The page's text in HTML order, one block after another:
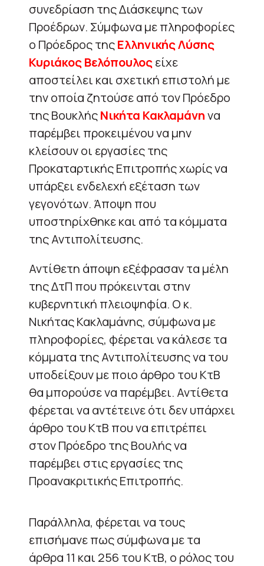
συνεδρίαση της Διάσκεψης των
Προέδρων. Σύμφωνα με πληροφορίες
ο Πρόεδρος τηςΕλληνικής Λύσης
Κυριάκος Βελόπουλοςείχε
αποστείλει και σχετική επιστολή με
την οποία ζητούσε από τον Πρόεδρο
της ΒουκλήςΝικήτα Κακλαμάνηνα
παρέμβει προκειμένου να μην
κλείσουν οι εργασίες της
Προκαταρτικής Επιτροπής χωρίς να
υπάρξει ενδελεχή εξέταση των
γεγονότων. Άποψη που
υποστηρίχθηκε και από τα κόμματα
της Αντιπολίτευσης.
Αντίθετη άποψη εξέφρασαν τα μέλη
της ΔτΠ που πρόκεινται στην
κυβερνητική πλειοψηφία. Ο κ.
Νικήτας Κακλαμάνης, σύμφωνα με
πληροφορίες, φέρεται να κάλεσε τα
κόμματα της Αντιπολίτευσης να του
υποδείξουν με ποιο άρθρο του ΚτΒ
θα μπορούσε να παρέμβει. Αντίθετα
φέρεται να αντέτεινε ότι δεν υπάρχει
άρθρο του ΚτΒ που να επιτρέπει
στον Πρόεδρο της Βουλής να
παρέμβει στις εργασίες της
Προανακριτικής Επιτροπής.
Παράλληλα, φέρεται να τους
επισήμανε πως σύμφωνα με τα
άρθρα 11 και 256 του ΚτΒ, ο ρόλος του